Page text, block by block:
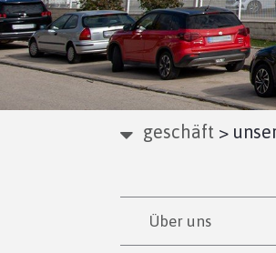
geschäft >
Über uns